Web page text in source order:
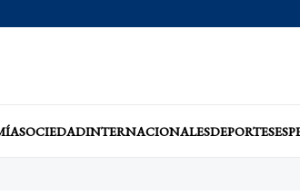
SOCIEDADINTERNACIONALESDEPORTES